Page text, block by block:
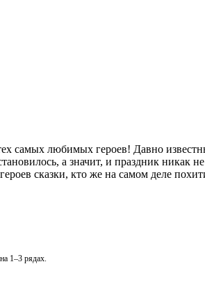
самых любимых героев! Давно
а значит, и праздник никак
сказки, кто же на самом деле
1–3 рядах.